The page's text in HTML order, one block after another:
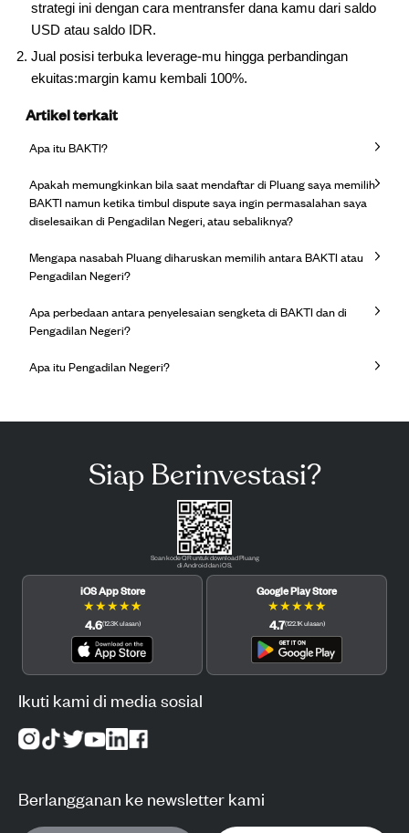
strategi ini dengan cara mentransfer dana kamu dari saldo
USD atau saldo IDR.
Jual posisi terbuka leverage-mu hingga perbandingan
ekuitas:margin kamu kembali 100%.
Artikel terkait
Apa itu BAKTI?
Apakah memungkinkan bila saat mendaftar di Pluang saya memilih
BAKTI namun ketika timbul dispute saya ingin permasalahan saya
diselesaikan di Pengadilan Negeri, atau sebaliknya?
Mengapa nasabah Pluang diharuskan memilih antara BAKTI atau
Pengadilan Negeri?
Apa perbedaan antara penyelesaian sengketa di BAKTI dan di
Pengadilan Negeri?
Apa itu Pengadilan Negeri?
Siap Berinvestasi?
Scan kode QR untuk download Pluang
di Android dan iOS.
iOS App Store
★★★★★
4.6(12.3K ulasan)
Google Play Store
★★★★★
4.7(122.1K ulasan)
Ikuti kami di media sosial
Berlangganan ke newsletter kami